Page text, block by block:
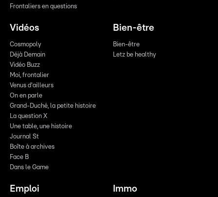
Frontaliers en questions
Vidéos
Cosmopoly
Déjà Demain
Vidéo Buzz
Moi, frontalier
Venus d'ailleurs
On en parle
Grand-Duché, la petite histoire
La question X
Une table, une histoire
Journal St
Boîte à archives
Face B
Dans le Game
Bien-être
Bien-être
Letz be healthy
Emploi Immo